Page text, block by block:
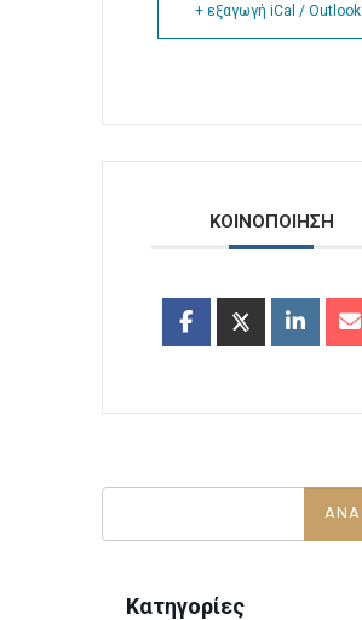
+ εξαγωγή iCal / Outlook
ΚΟΙΝΟΠΟΙΗΣΗ
Κατηγορίες